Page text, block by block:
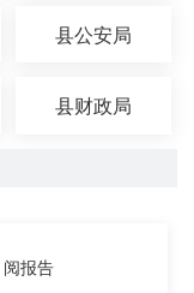
县公安局
县财政局
阅报告